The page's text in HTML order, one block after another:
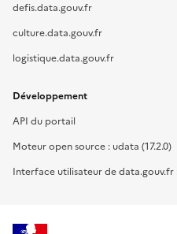
defis.data.gouv.fr
culture.data.gouv.fr
logistique.data.gouv.fr
Développement
API du portail
Moteur open source : udata (17.2.0)
Interface utilisateur de data.gouv.fr